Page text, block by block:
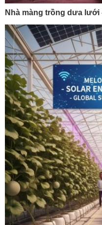
Nhà màng trồng dưa lưới